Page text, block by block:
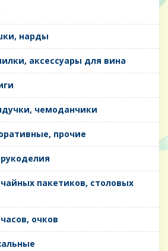
нарды
аксессуары для вина
чемоданчики
прочие
пакетиков, столовых
очков